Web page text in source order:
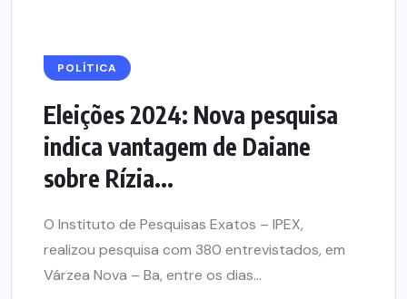
POLÍTICA
Eleições 2024: Nova pesquisa
indica vantagem de Daiane
sobre Rízia...
O Instituto de Pesquisas Exatos – IPEX,
realizou pesquisa com 380 entrevistados, em
Várzea Nova – Ba, entre os dias...